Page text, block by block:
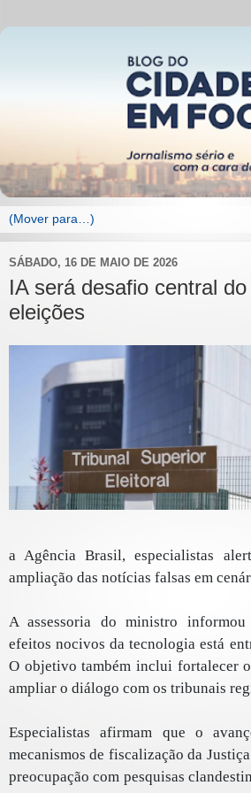
SÁBADO, 16 DE MAIO DE 2026
IA será desafio central
eleições
a Agência Brasil, especialistas
ampliação das notícias falsas em
A assessoria do ministro
efeitos nocivos da tecnologia está
O objetivo também inclui fortalecer
ampliar o diálogo com os tribunais
Especialistas afirmam que o
mecanismos de fiscalização da
preocupação com pesquisas